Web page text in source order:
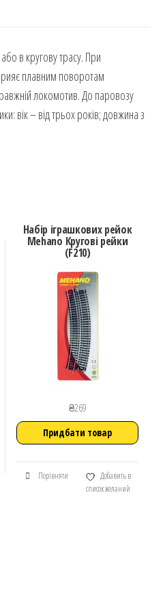
в кругову трасу. При
плавним поворотам
локомотив. До паровозу
вік – від трьох років; довжина з
Набір іграшкових рейок
Mehano Кругові рейки
(F210)
₴269
Придбати товар
Порівняти
Добавить в
список желаний